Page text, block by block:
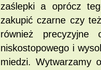
zaślepki a oprócz
zakupić czarne czy
również precyzyjne
niskostopowego i
miedzi. Wytwarzamy